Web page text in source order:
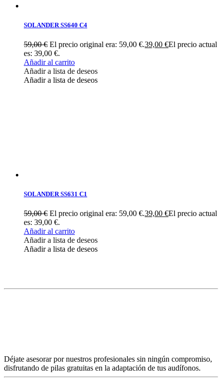
SOLANDER SS640 C4
59,00€ El precio original era: 59,00 €.39,00 €El precio actual
es: 39,00 €.
Añadir al carrito
Añadir a lista de deseos
Añadir a lista de deseos
SOLANDER SS631 C1
59,00€ El precio original era: 59,00 €.39,00 €El precio actual
es: 39,00 €.
Añadir al carrito
Añadir a lista de deseos
Añadir a lista de deseos
Déjate asesorar por nuestros profesionales sin ningún compromiso,
disfrutando de pilas gratuitas en la adaptación de tus audífonos.